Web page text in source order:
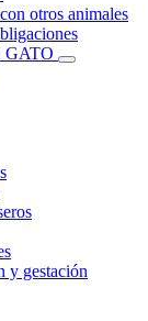
otros animales
y gestación